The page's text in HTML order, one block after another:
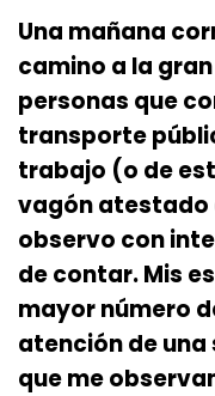
Una mañana
camino a la
personas que
transporte
trabajo (o de
vagón atestado
observo con
de contar. Mis
mayor número
atención de
que me